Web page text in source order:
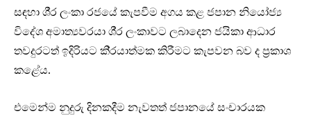
සඳහා ශී‍්‍ර ලංකා රජයේ කැපවීම අගය කළ ජපාන නියෝජ්‍ය
විදේශ අමාත්‍යවරයා ශී‍්‍ර ලංකාවට ලබාදෙන ජයිකා ආධාර
තවදුරටත් ඉදිරියට කි‍්‍රයාත්මක කිරීමට කැපවන බව ද ප‍්‍රකාශ
කළේය.
එමෙන්ම නුදුරු දිනකදීම නැවතත් ජපානයේ සංචාරයක